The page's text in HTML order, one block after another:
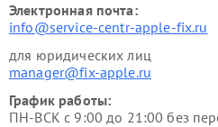
Электронная почта:
info@service-centr-apple-fix.ru
для юридических лиц
manager@fix-apple.ru
График работы:
ПН-ВСК с 9:00 до 21:00 без